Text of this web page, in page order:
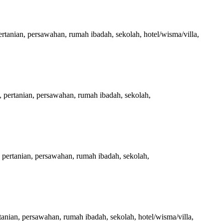
persawahan, rumah ibadah, sekolah, hotel/wisma/villa,
persawahan, rumah ibadah, sekolah,
persawahan, rumah ibadah, sekolah,
persawahan, rumah ibadah, sekolah, hotel/wisma/villa,